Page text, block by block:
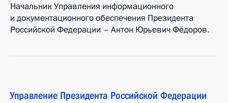
Начальник Управления информационного
и документационного обеспечения Президента
Российской Федерации – Антон Юрьевич Фёдоров.
Управление Президента Российской Федерации